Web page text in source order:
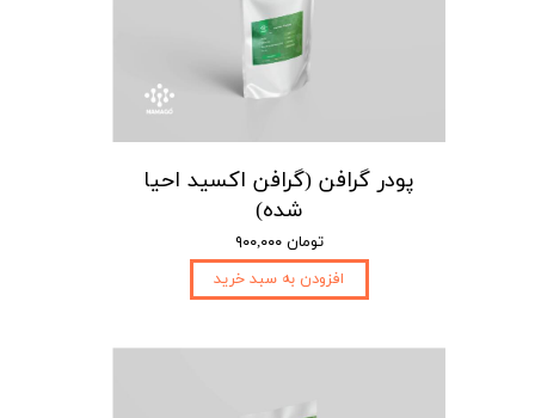
پودر گرافن (گرافن اکسید احیا
شده)
۹۰۰,۰۰۰ تومان
افزودن به سبد خرید